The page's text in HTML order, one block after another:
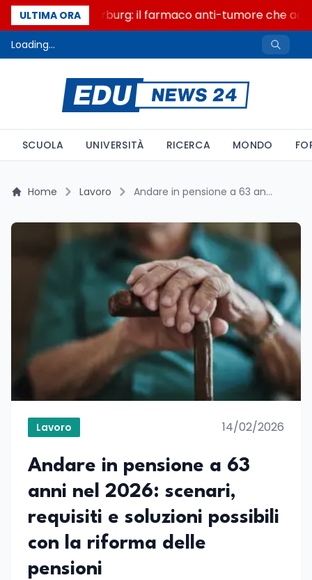
ULTIMA ORA
Un secolo di Warburg: il farmaco anti-tumore che
Loading...
SCUOLA UNIVERSITÀ RICERCA MONDO
Home Lavoro Andare in pensione a 63 anni nel 2026: scenari, requisiti e soluzioni possibili con la riforma delle pensioni
Lavoro 14/02/2026
Andare in pensione a 63
anni nel 2026: scenari,
requisiti e soluzioni possibili
con la riforma delle
pensioni